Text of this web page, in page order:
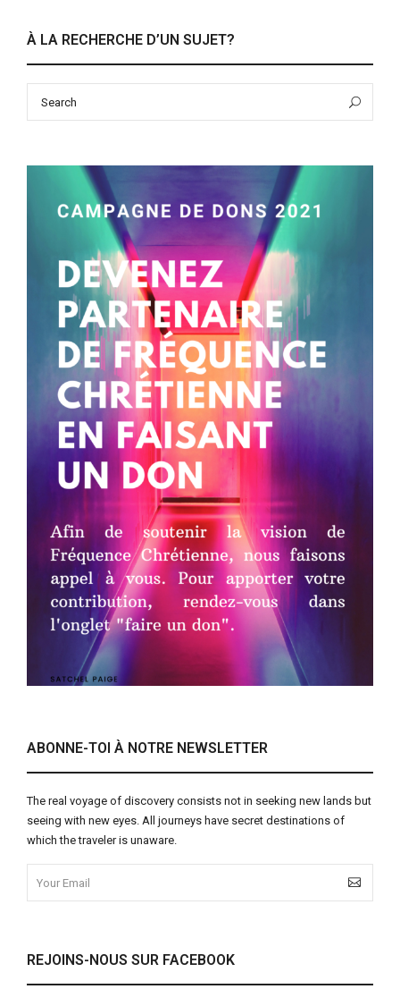
À LA RECHERCHE D’UN SUJET?
ABONNE-TOI À NOTRE NEWSLETTER
The real voyage of discovery consists not in seeking new lands but
seeing with new eyes. All journeys have secret destinations of
which the traveler is unaware.
REJOINS-NOUS SUR FACEBOOK